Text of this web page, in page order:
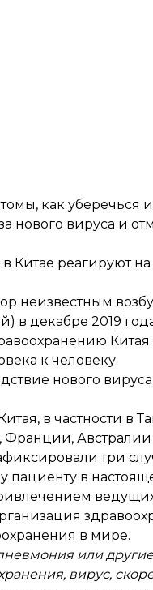
как уберечься
нового вируса и
в Китае реагируют
неизвестным
в декабре 2019
к человеку.
нового вируса
в частности в
, Франции,
три
пациенту в
в мире.
или
вирус,